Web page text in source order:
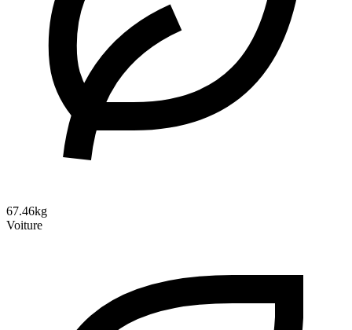
67.46kg
Voiture